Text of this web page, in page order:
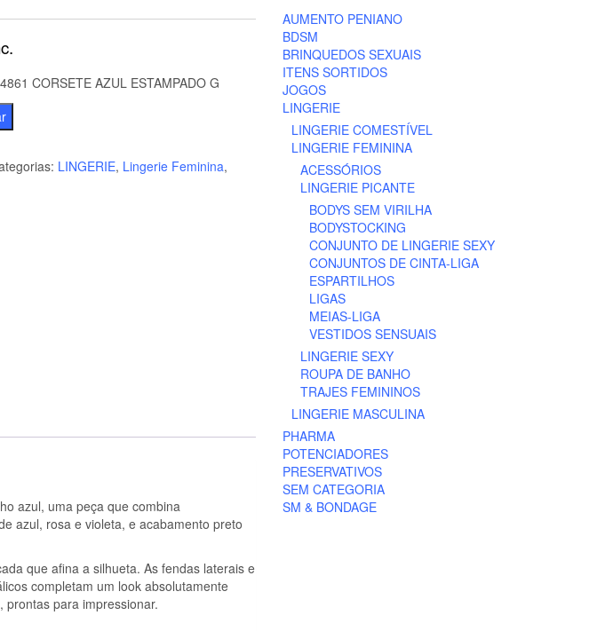
CORSETE AZUL ESTAMPADO G
LINGERIE, Lingerie Feminina,
azul, uma peça que combina
azul, rosa e violeta, e acabamento preto
que afina a silhueta. As fendas laterais e
completam um look absolutamente
para impressionar.
AUMENTO PENIANO
BDSM
BRINQUEDOS SEXUAIS
ITENS SORTIDOS
JOGOS
LINGERIE
LINGERIE COMESTÍVEL
LINGERIE FEMININA
ACESSÓRIOS
LINGERIE PICANTE
BODYS SEM VIRILHA
BODYSTOCKING
CONJUNTO DE LINGERIE SEXY
CONJUNTOS DE CINTA-LIGA
ESPARTILHOS
LIGAS
MEIAS-LIGA
VESTIDOS SENSUAIS
LINGERIE SEXY
ROUPA DE BANHO
TRAJES FEMININOS
LINGERIE MASCULINA
PHARMA
POTENCIADORES
PRESERVATIVOS
SEM CATEGORIA
SM & BONDAGE